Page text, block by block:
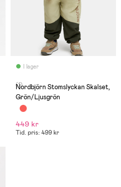
I lager
(1)
Nordbjörn Stomslyckan Skalset,
Grön/Ljusgrön
449 kr
Tid. pris: 499 kr